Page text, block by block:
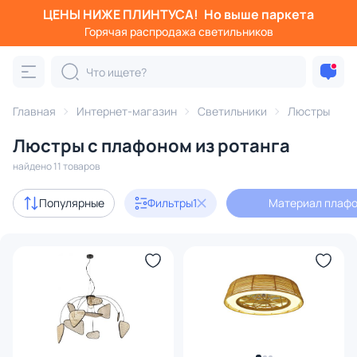
ЦЕНЫ НИЖЕ ПЛИНТУСА! Но выше паркета
Горячая распродажа светильников
Главная Интернет-магазин Светильники Люстры
Люстры с плафоном из ротанга
найдено 11 товаров
Популярные Фильтры1 Материал
Фильтры
Категория:
подвесные потолочные светодиодные
с 3D-моделями